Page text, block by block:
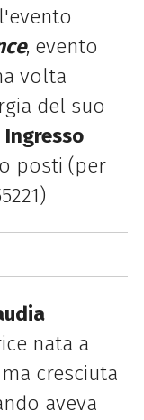
, evento
volta
del suo
Ingresso
posti (per
)
nata a
cresciuta
aveva